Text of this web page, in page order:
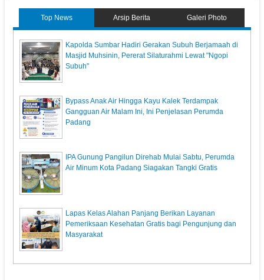
Top News Arsip Berita Galeri Photo
Kapolda Sumbar Hadiri Gerakan Subuh Berjamaah di
Masjid Muhsinin, Pererat Silaturahmi Lewat "Ngopi
Subuh"
Bypass Anak Air Hingga Kayu Kalek Terdampak
Gangguan Air Malam Ini, Ini Penjelasan Perumda
Padang
IPA Gunung Pangilun Direhab Mulai Sabtu, Perumda
Air Minum Kota Padang Siagakan Tangki Gratis
Lapas Kelas Alahan Panjang Berikan Layanan
Pemeriksaan Kesehatan Gratis bagi Pengunjung dan
Masyarakat